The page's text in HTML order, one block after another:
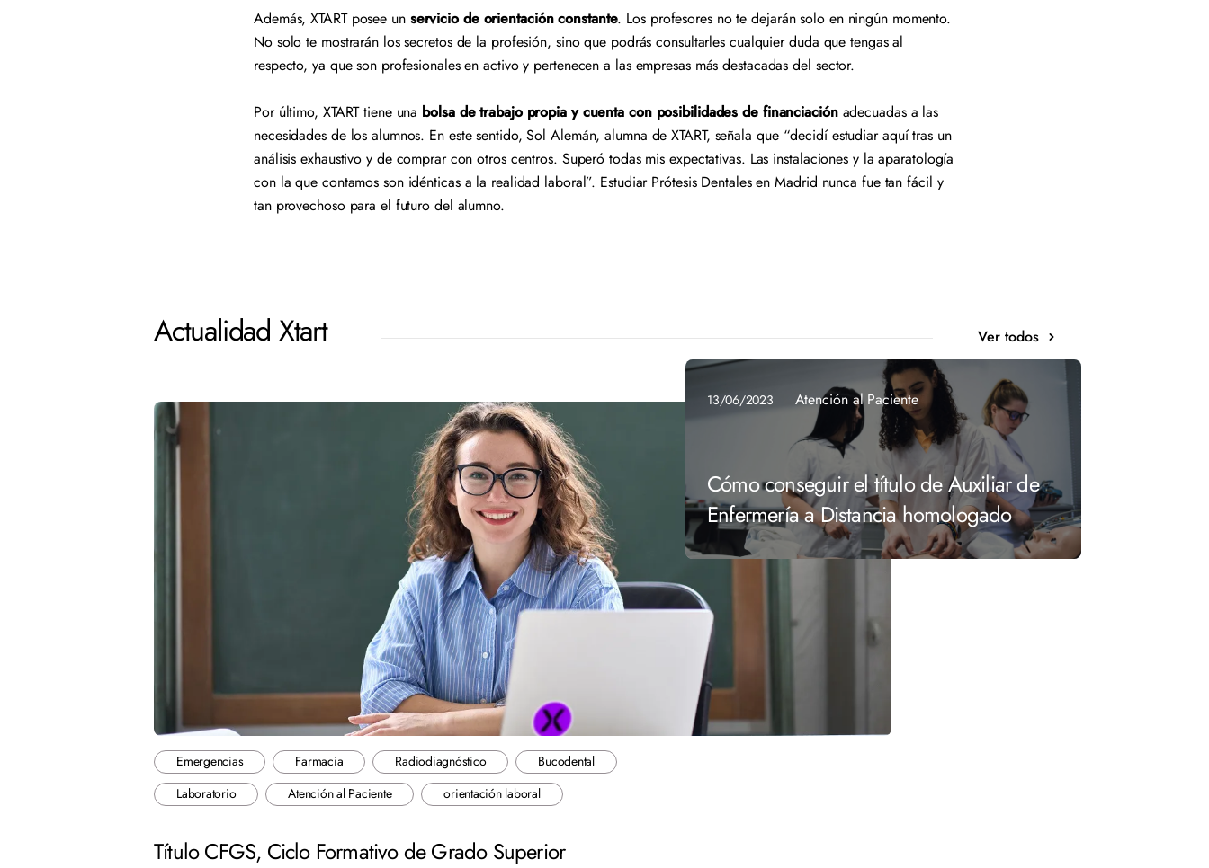
Además, XTART posee un servicio de orientación constante. Los profesores no te dejarán solo en ningún momento.
No solo te mostrarán los secretos de la profesión, sino que podrás consultarles cualquier duda que tengas al
respecto, ya que son profesionales en activo y pertenecen a las empresas más destacadas del sector.
Por último, XTART tiene una bolsa de trabajo propia y cuenta con posibilidades de financiaciónadecuadas a las
necesidades de los alumnos. En este sentido, Sol Alemán, alumna de XTART, señala que “decidí estudiar aquí tras un
análisis exhaustivo y de comprar con otros centros. Superó todas mis expectativas. Las instalaciones y la aparatología
con la que contamos son idénticas a la realidad laboral”. Estudiar Prótesis Dentales en Madrid nunca fue tan fácil y
tan provechoso para el futuro del alumno.
Actualidad Xtart Ver todos
Emergencias Farmacia Radiodiagnóstico
Bucodental
Laboratorio
Atención al Paciente orientación laboral
Título CFGS, Ciclo Formativo de Grado Superior
13/06/2023 Atención al Paciente
Cómo conseguir el título de Auxiliar de
Enfermería a Distancia homologado